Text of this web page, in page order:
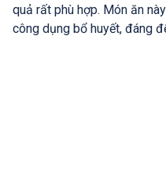
quả rất phù hợp. Món ăn
công dụng bổ huyết, đáng